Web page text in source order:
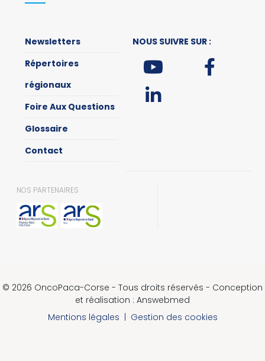
Newsletters
Répertoires
régionaux
Foire Aux Questions
Glossaire
Contact
NOUS SUIVRE SUR :
NOS PARTENAIRES
© 2026 OncoPaca-Corse - Tous droits réservés - Conception
et réalisation : Answebmed
Mentions légales | Gestion des cookies